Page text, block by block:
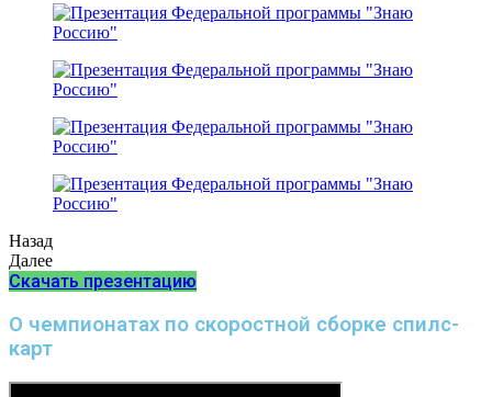
Назад
Далее
Скачать презентацию
О чемпионатах по скоростной сборке спилс-
карт